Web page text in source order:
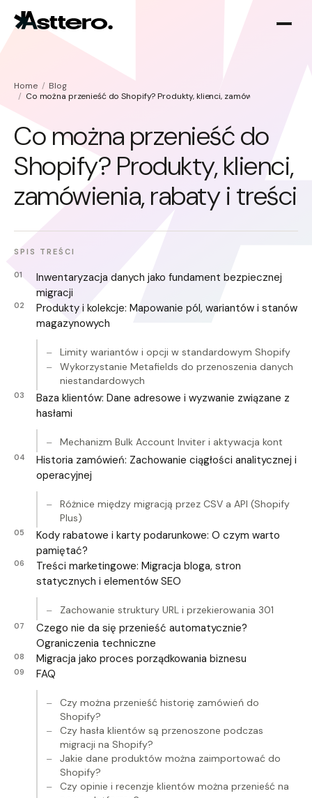
Optymalizacja Shopify
Migracja do Shopify
O nas
Home
Blog
Co można przenieść do Shopify? Produkty, klienci, zamówienia, rabaty i
Co można przenieść do
Shopify? Produkty, klienci,
zamówienia, rabaty i treści
SPIS TREŚCI
Inwentaryzacja danych jako fundament bezpiecznej
migracji
Produkty i kolekcje: Mapowanie pól, wariantów i stanów
magazynowych
Limity wariantów i opcji w standardowym Shopify
Wykorzystanie Metafields do przenoszenia danych
niestandardowych
Baza klientów: Dane adresowe i wyzwanie związane z
hasłami
Mechanizm Bulk Account Inviter i aktywacja kont
Historia zamówień: Zachowanie ciągłości analitycznej i
operacyjnej
Różnice między migracją przez CSV a API (Shopify
Plus)
Kody rabatowe i karty podarunkowe: O czym warto
pamiętać?
Treści marketingowe: Migracja bloga, stron
statycznych i elementów SEO
Zachowanie struktury URL i przekierowania 301
Czego nie da się przenieść automatycznie?
Ograniczenia techniczne
Migracja jako proces porządkowania biznesu
FAQ
Czy można przenieść historię zamówień do
Shopify?
Czy hasła klientów są przenoszone podczas
migracji na Shopify?
Jakie dane produktów można zaimportować do
Shopify?
Czy opinie i recenzje klientów można przenieść na